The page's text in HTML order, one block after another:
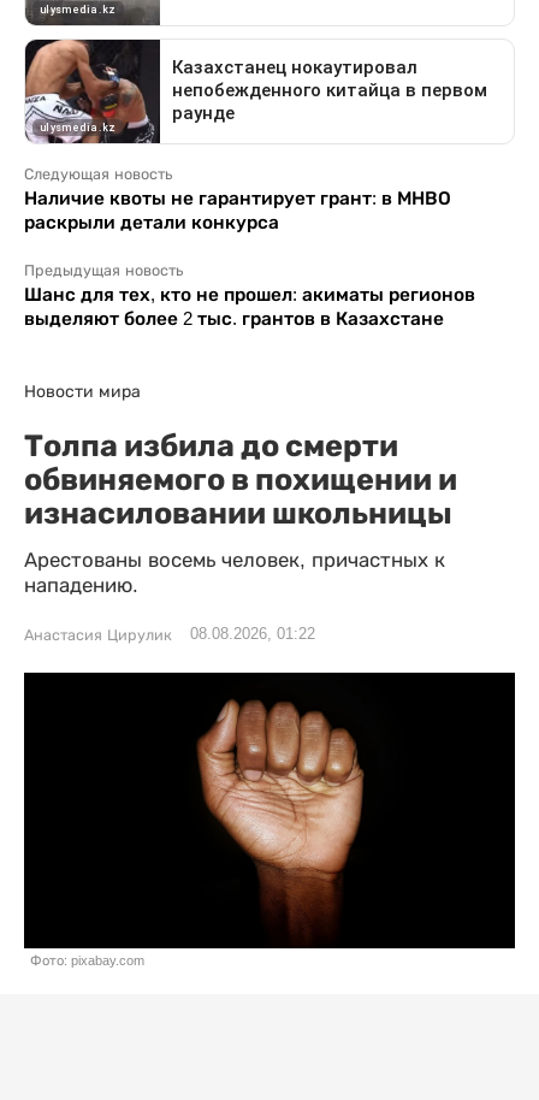
Следующая новость
Наличие квоты не гарантирует грант: в МНВО
раскрыли детали конкурса
Предыдущая новость
Шанс для тех, кто не прошел: акиматы регионов
выделяют более 2 тыс. грантов в Казахстане
Новости мира
Толпа избила до смерти
обвиняемого в похищении и
изнасиловании школьницы
Арестованы восемь человек, причастных к
нападению.
Анастасия Цирулик 08.08.2026, 01:22
Фото: pixabay.com